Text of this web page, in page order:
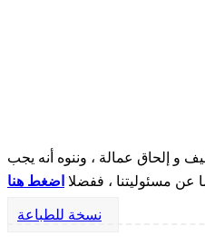
و إلحاق عمالة ، وننوه أنه يجب
عن مسئوليتنا ، ففضلا اضغط هنا
نسخة للطباعة